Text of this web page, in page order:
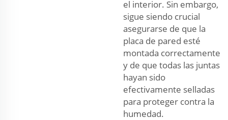
el interior. Sin embargo,
sigue siendo crucial
asegurarse de que la
placa de pared esté
montada correctamente
y de que todas las juntas
hayan sido
efectivamente selladas
para proteger contra la
humedad.